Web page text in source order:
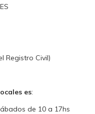
Registro Civil)
es:
de 10 a 17hs